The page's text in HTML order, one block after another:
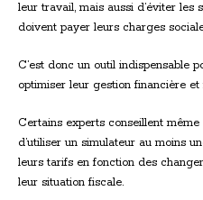
leur travail, mais aussi d’éviter les
doivent payer leurs charges
C’est donc un outil indispensable
optimiser leur gestion financière
Certains experts conseillent
d’utiliser un simulateur au moins
leurs tarifs en fonction des
leur situation fiscale.